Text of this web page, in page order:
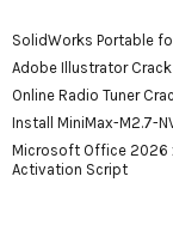
SolidWorks Portable
Adobe Illustrator
Online Radio Tuner
Install MiniMax-M2.7-
Microsoft Office 2026
Activation Script